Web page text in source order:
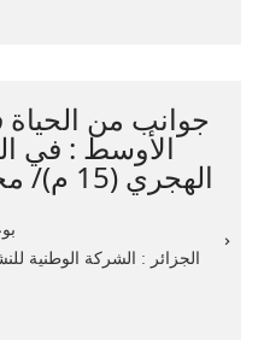
جوانب من
الأوسط : في
الهجري (15 م)/ محمود بوعياد
الجزائر : الشركة الوطنية